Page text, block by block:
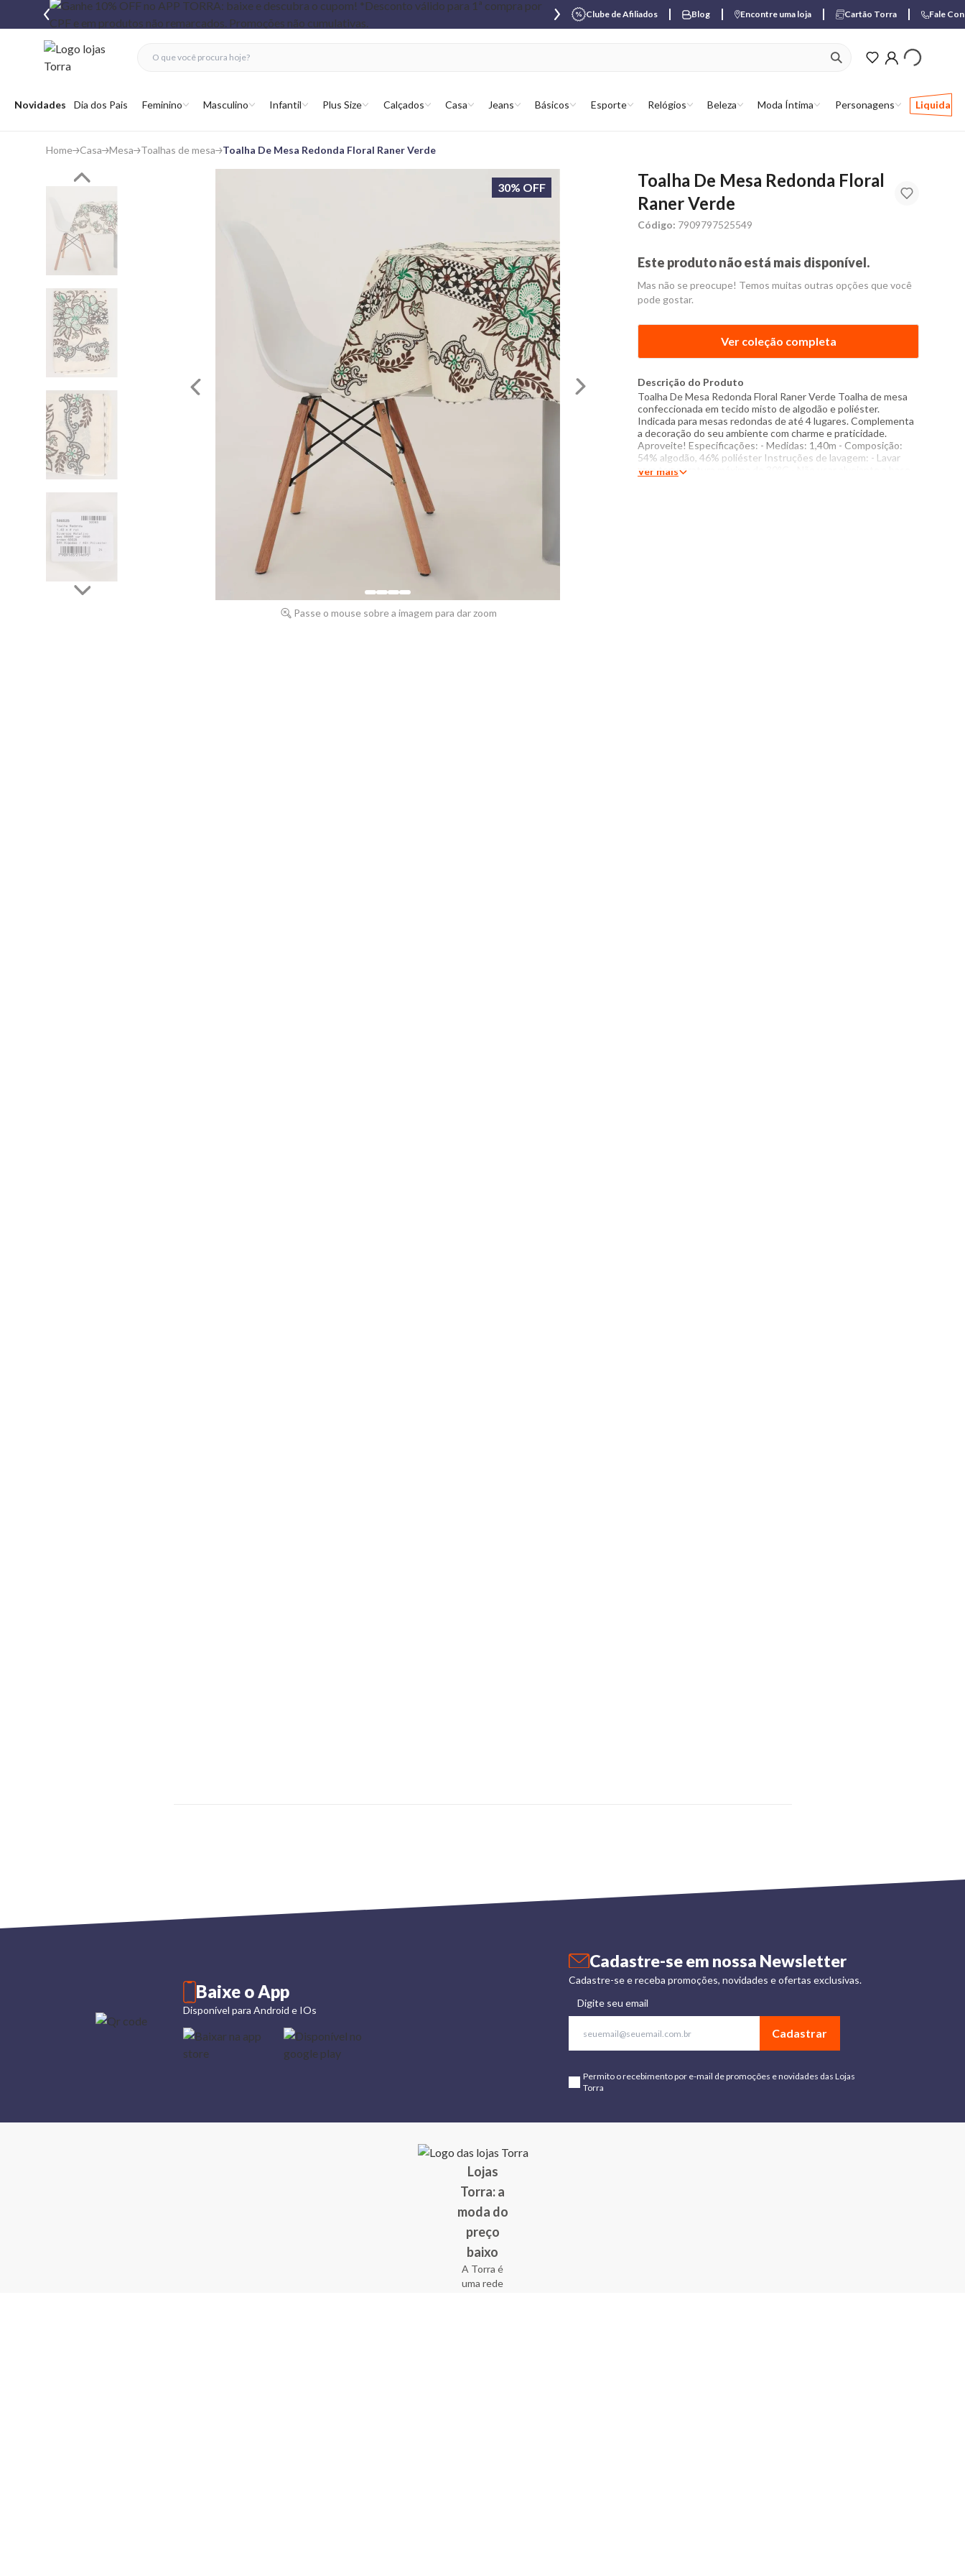
Clube de Afiliados Blog Encontre uma loja Cartão Torra Fale
Abrir menu
Novidades Dia dos Pais Feminino Masculino Infantil Plus Size Calçados Casa Jeans Básicos Esporte Relógios Beleza Moda Íntima Personagens Liquida
ver produtos
fechar menu
fechar menu
favoritos
Home Casa Mesa Toalhas de mesa Toalha De Mesa Redonda Floral Raner Verde
30% OFF
Passe o mouse sobre a imagem para dar zoom
Toalha De Mesa Redonda Floral
Raner Verde
Código: 7909797525549
Este produto não está mais disponível.
Mas não se preocupe! Temos muitas outras opções que você
pode gostar.
Ver coleção completa
Descrição do Produto
Toalha De Mesa Redonda Floral Raner Verde Toalha de mesa
confeccionada em tecido misto de algodão e poliéster.
Indicada para mesas redondas de até 4 lugares. Complementa
a decoração do seu ambiente com charme e praticidade.
Aproveite! Especificações: - Medidas: 1,40m - Composição:
54% algodão, 46% poliéster Instruções de lavagem: - Lavar
com temperatura máxima de 30°C - Não usar alvejante a base
Ver mais
Cadastre-se em nossa Newsletter
Cadastre-se e receba promoções, novidades e ofertas exclusivas.
Digite seu email
Cadastrar
Permito o recebimento por e-mail de promoções e novidades das Lojas
Torra
Baixe o App
Disponível para Android e IOs
Lojas
Torra: a
moda do
preço
baixo
A Torra é
uma rede